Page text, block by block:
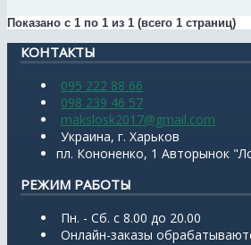
Показано с 1 по 1 из 1 (всего 1 страниц)
КОНТАКТЫ
095 222 88 66
098 239 46 57
makslosk2017@gmail.com
Украина, г. Харьков
пл. Кононенко, 1 Авторынок
РЕЖИМ РАБОТЫ
Пн. - Сб. с 8.00 до 20.00
Онлайн-заказы